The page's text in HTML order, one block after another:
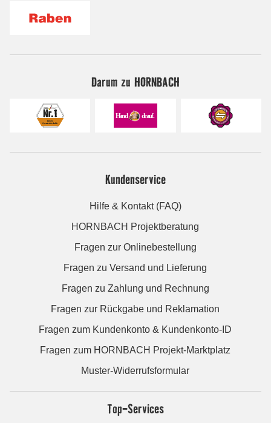
Darum zu HORNBACH
Kundenservice
Hilfe & Kontakt (FAQ)
HORNBACH Projektberatung
Fragen zur Onlinebestellung
Fragen zu Versand und Lieferung
Fragen zu Zahlung und Rechnung
Fragen zur Rückgabe und Reklamation
Fragen zum Kundenkonto & Kundenkonto-ID
Fragen zum HORNBACH Projekt-Marktplatz
Muster-Widerrufsformular
Top-Services